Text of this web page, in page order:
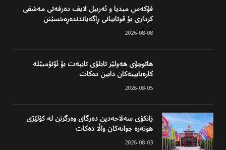
فۆکەس میدیا و ئەربیل لایف دەرفەتی مەشقی
کرداری بۆ قوتابیانی ڕاگەیاندندەڕەخسێنن
2026-08-08
هاتوچۆی هەولێر تابلۆی تایبەت بۆ ئۆتۆمبێلە
کارەبایییەکان دابین دەکات
2026-08-05
زانکۆی سەلاحەدین دەرگای وەرگرتن لە کۆلێژی
هونەرە جوانەکان واڵا دەکات
2026-08-03